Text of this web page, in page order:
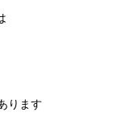
ります